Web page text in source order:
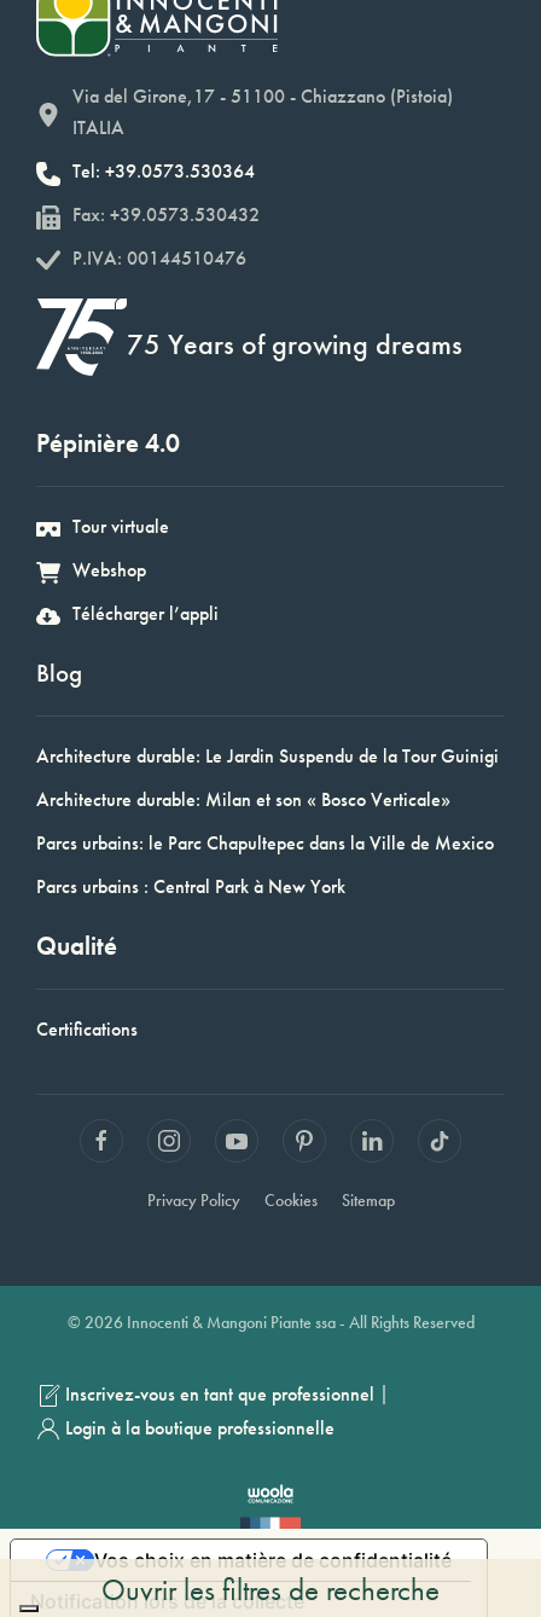
Ouvrir les filtres de recherche
Via del Girone,17 - 51100 - Chiazzano (Pistoia)
ITALIA
Tel: +39.0573.530364
Fax: +39.0573.530432
P.IVA: 00144510476
75 Years of growing dreams
Pépinière 4.0
Tour virtuale
Webshop
Télécharger l’appli
Blog
Architecture durable: Le Jardin Suspendu de la Tour Guinigi
Architecture durable: Milan et son « Bosco Verticale»
Parcs urbains: le Parc Chapultepec dans la Ville de Mexico
Parcs urbains : Central Park à New York
Qualité
Certifications
Privacy Policy Cookies Sitemap
© 2026 Innocenti & Mangoni Piante ssa - All Rights Reserved
Inscrivez-vous en tant que professionnel |
Login à la boutique professionnelle
Notification lors de la collecte
Vos choix en matière de confidentialité